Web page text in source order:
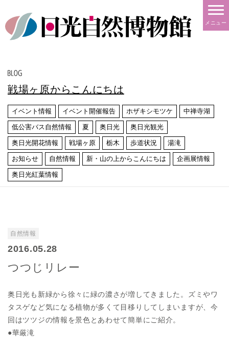
メニュー
戦場ヶ原からこんにちは
イベント情報 イベント開催報告 ホザキシモツケ 中禅寺湖
低公害バス自然情報 夏 奥日光 奥日光観光
奥日光開花情報 戦場ヶ原 栃木 歩道状況 湯滝
お知らせ 自然情報 新・山の上からこんにちは 企画展情報
奥日光紅葉情報
自然情報
2016.05.28
つつじリレー
奥日光も新緑から徐々に緑の濃さが増してきました。ズミやワ
タスゲなど気になる植物が多くて目移りしてしまいますが、今
回はツツジの情報を景色とあわせて簡単にご紹介。
●華厳滝